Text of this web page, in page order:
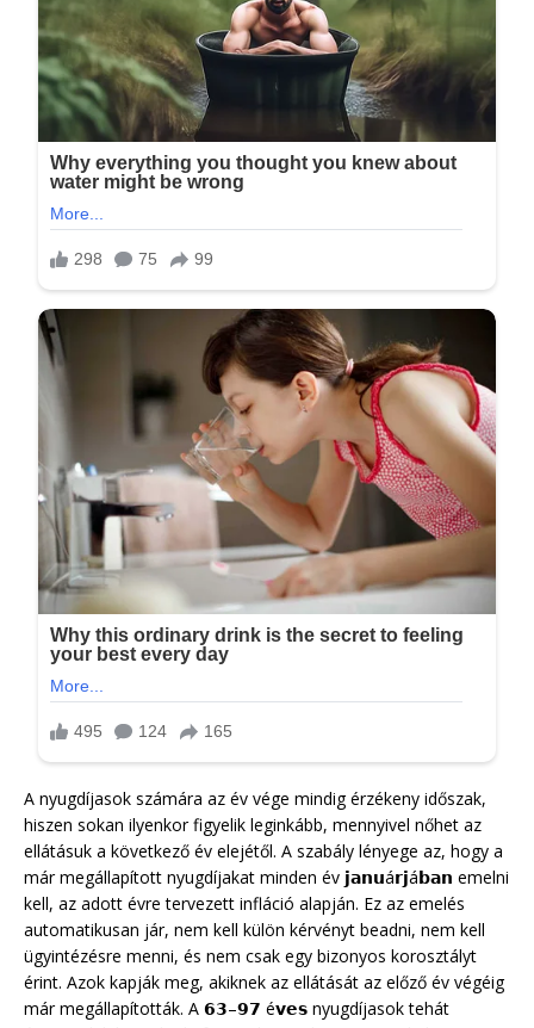
A nyugdíjasok számára az év vége mindig érzékeny időszak,
hiszen sokan ilyenkor figyelik leginkább, mennyivel nőhet az
ellátásuk a következő év elejétől. A szabály lényege az, hogy a
már megállapított nyugdíjakat minden év 𝗷𝗮𝗻𝘂á𝗿𝗷á𝗯𝗮𝗻 emelni
kell, az adott évre tervezett infláció alapján. Ez az emelés
automatikusan jár, nem kell külön kérvényt beadni, nem kell
ügyintézésre menni, és nem csak egy bizonyos korosztályt
érint. Azok kapják meg, akiknek az ellátását az előző év végéig
már megállapították. A 𝟲𝟯–𝟵𝟳 é𝘃𝗲𝘀 nyugdíjasok tehát